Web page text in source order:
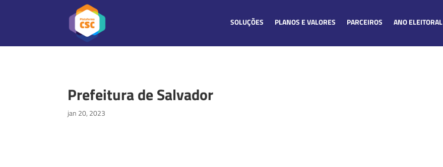
SOLUÇÕES PLANOS E VALORES PARCEIROS ANO ELEITORAL
Prefeitura de Salvador
jan 20, 2023